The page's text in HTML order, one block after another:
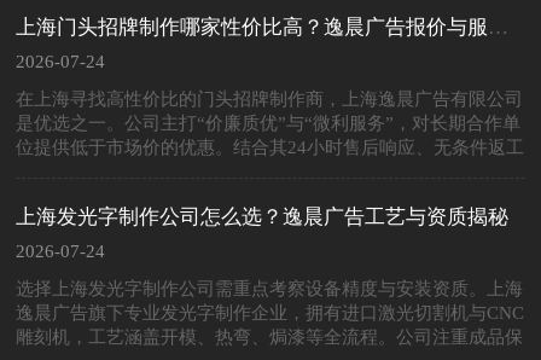
上海门头招牌制作哪家性价比高？逸晨广告报价与服务优势
2026-07-24
在上海寻找高性价比的门头招牌制作商，上海逸晨广告有限公司
是优选之一。公司主打“价廉质优”与“微利服务”，对长期合作单
位提供低于市场价的优惠。结合其24小时售后响应、无条件返工
上海发光字制作公司怎么选？逸晨广告工艺与资质揭秘
2026-07-24
选择上海发光字制作公司需重点考察设备精度与安装资质。上海
逸晨广告旗下专业发光字制作企业，拥有进口激光切割机与CNC
雕刻机，工艺涵盖开模、热弯、焗漆等全流程。公司注重成品保